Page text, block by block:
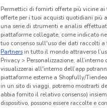
Permettici di fornirti offerte più vicine ai
offerte per i tuoi acquisti quotidiani più
una serie di strumenti e analisi
piattaforme collegate, come indicato
tuo consenso sull'uso dei dati raccolti
Partnersin tutto il mondo attraverso
Privacy > Personalizzazione,
visualizzerai all'interno dell’app
piattaforme esterne a Shopfully/
in un sito di viaggi, potremo mostrarti
abbia fornito il relativo consenso)
dispositivo, possono essere raccolte e